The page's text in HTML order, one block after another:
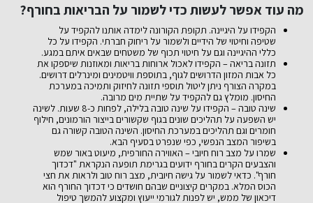
מה עוד אפשר לעשות כדי לשמור על הבריאות בחורף?
הקפידו על היגיינה. תקופת הקורונה לימדה אותנו להקפיד על
שטיפה וחיטוי של הידיים ולשמור על ריחוק חברתי. הקפידו על כל
כללי ההיגיינה וגם על חיטוי תכוף של משטחים שבאים איתם במגע.
תזונה בריאה – הקפידו לאכול ארוחות בריאות ומאוזנות שיספקו את
כל אבות המזון הדרושים לגוף, בתוספת וויטמינים ומינרלים דרושים.
במקרה הצורף ניתן ליטול תוספי תזונה לחיזוק ותמיכה במערכת
החיסון. מומלץ גם להקפיד על שתיית מים מרובה.
שינה טובה – הקפידו על שינה טובה בלילה, לפחות כ-8 שעות. לשינה
יש השפעה על תהליכים שונים בגוף שקשורים בייצור הורמונים, חילוף
חומרים וגם תהליכים במערכת החיסון. השינה הטובה קשורה גם
בשיפור המצב הנפשי, כפי שנפרט בסעיף הבא.
שמרו על מצב רוח חיובי – האווירה החורפית, מיעוט באור שמש
והצבעים הקרים בחורף ידועים בגרימת תופעה הנקראת "דכדוך
חורף". כדאי לשמור על גישה חיובית, מצב רוח טוב ולראות את חצי
הכוס המלא. במקרים קיצוניים שבהם חושדים כי דכדוך החורף הוא
דיכאון של ממש, יש לפנות לגורמי ייעוץ ומקצוע להמשך טיפול